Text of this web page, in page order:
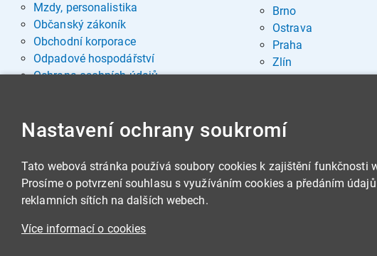
Mzdy, personalistika
Občanský zákoník
Obchodní korporace
Odpadové hospodářství
Ochrana osobních údajů
Sociální oblast
Stavby, nemovitosti
Veřejná správa
Veřejné zakázky
Životní prostředí
Brno
Ostrava
Praha
Zlín
Nastavení ochrany soukromí
Tato webová stránka používá soubory cookies k zajištění funkčnosti
Prosíme o potvrzení souhlasu s využíváním cookies a předáním
reklamních sítích na dalších webech.
Více informací o cookies